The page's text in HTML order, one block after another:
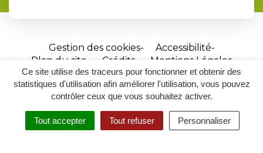
Ce site utilise des traceurs pour fonctionner et obtenir des
statistiques d'utilisation afin améliorer l'utilisation, vous pouvez
contrôler ceux que vous souhaitez activer.
Tout accepter Tout refuser Personnaliser
RECHERCHER
ACCESSIBILITÉ
Gestion des cookies
Accessibilité
Plan du site
Crédits
Mentions Légales
Site
réalisé
par
Inovagora